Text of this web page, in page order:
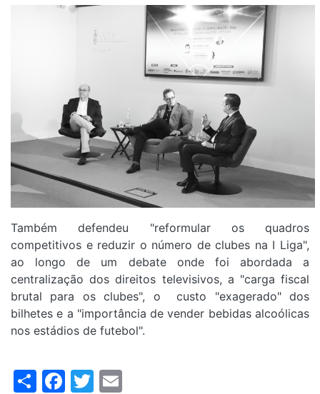
Também defendeu "reformular os quadros
competitivos e reduzir o número de clubes na I Liga",
ao longo de um debate onde foi abordada a
centralização dos direitos televisivos, a "carga fiscal
brutal para os clubes", o custo "exagerado" dos
bilhetes e a "importância de vender bebidas alcoólicas
nos estádios de futebol".
ShareFacebook
Twitter